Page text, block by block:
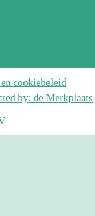
cookiebeleid
by: de Merkplaats